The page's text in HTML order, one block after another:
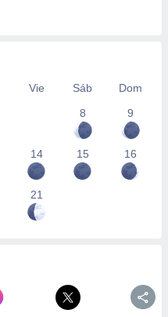
Vie Sáb
Dom
8
9
14 15 16
21